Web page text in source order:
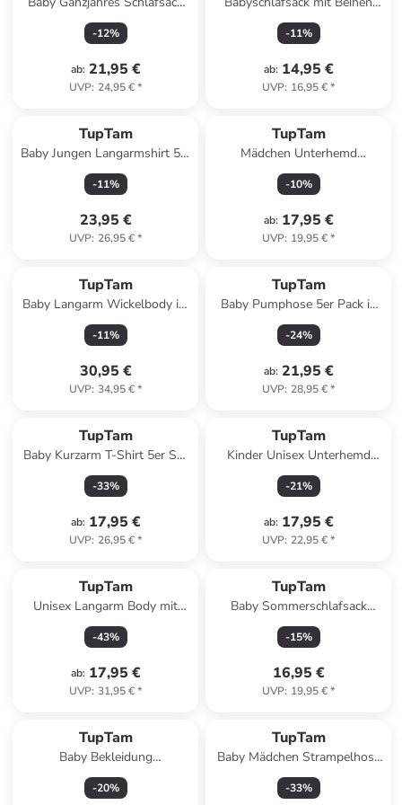
Wattiert in grau/braun
-12%
ab: 21,95 €
UVP: 24,95 €*
Unwattiert in grau Modell 1
-11%
ab: 14,95 €
UVP: 16,95 €*
TupTam
Baby Jungen Langarmshirt 5er
Pack in blau/weiß
-11%
23,95 €
UVP: 26,95 €*
TupTam
Mädchen Unterhemd
Spaghettiträger Top 5er Pack
in mehrfarbig
-10%
ab: 17,95 €
UVP: 19,95 €*
TupTam
Baby Langarm Wickelbody im
5er Set in grün/beige
-11%
30,95 €
UVP: 34,95 €*
TupTam
Baby Pumphose 5er Pack in
grün
-24%
ab: 21,95 €
UVP: 28,95 €*
TupTam
Baby Kurzarm T-Shirt 5er Set
in blau
-33%
ab: 17,95 €
UVP: 26,95 €*
TupTam
Kinder Unisex Unterhemd
Langarm 3er Pack in
schwarz/blau
-21%
ab: 17,95 €
UVP: 22,95 €*
TupTam
Unisex Langarm Body mit
Aufdruck Spruch 5er Pack in
grün/beige
-43%
ab: 17,95 €
UVP: 31,95 €*
TupTam
Baby Sommerschlafsack
Kleine Kinder in hellrosa
-15%
16,95 €
UVP: 19,95 €*
TupTam
Baby Bekleidung
Langarmbody Hose 2er Set in
altrosa
-20%
TupTam
Baby Mädchen Strampelhose
mit Fuß 3er Pack in rosa/grau
-33%